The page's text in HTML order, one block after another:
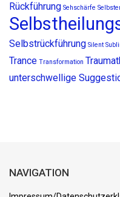
Rückführung Sehschärfe
Selbstrückführung Silent
Trance Transformation
unterschwellige
NAVIGATION